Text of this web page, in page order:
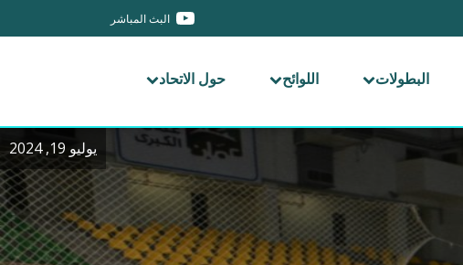
البث المباشر
البطولات اللوائح حول الاتحاد
يوليو 19, 2024